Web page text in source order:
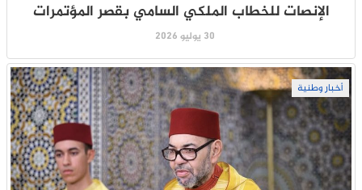
الإنصات للخطاب الملكي السامي بقصر المؤتمرات
30 يوليو 2026
أخبار وطنية